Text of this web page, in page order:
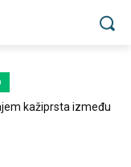
kažiprsta između